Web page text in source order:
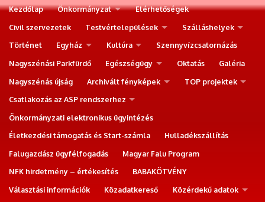
Kezdőlap Önkormányzat
Elérhetőségek
Civil szervezetek
Testvértelepülések
Szálláshelyek
Történet
Egyház Kultúra
Szennyvízcsatornázás
Nagyszénási Parkfürdő
Egészségügy Oktatás
Galéria
Nagyszénás újság
Archivált fényképek
TOP projektek
Csatlakozás az ASP rendszerhez
Önkormányzati elektronikus ügyintézés
Életkezdési támogatás és Start-számla
Hulladékszállítás
Falugazdász ügyfélfogadás
Magyar Falu Program
NFK hirdetmény – értékesítés
BABAKÖTVÉNY
Választási információk
Közadatkereső
Közérdekű adatok